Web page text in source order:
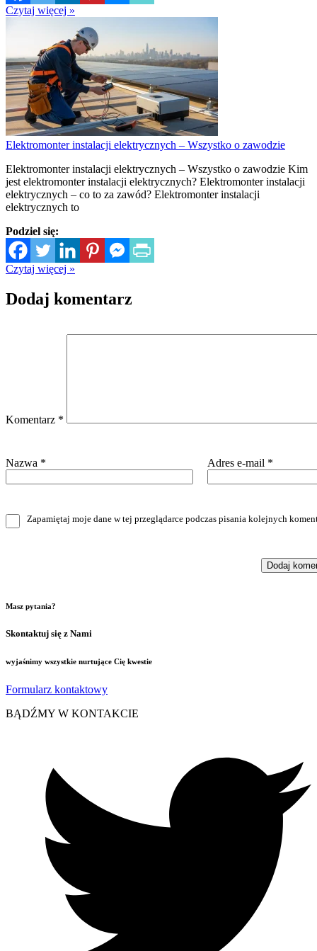
Czytaj więcej »
Elektromonter instalacji elektrycznych – Wszystko o zawodzie
Elektromonter instalacji elektrycznych – Wszystko o zawodzie Kim
jest elektromonter instalacji elektrycznych? Elektromonter instalacji
elektrycznych – co to za zawód? Elektromonter instalacji
elektrycznych to
Podziel się:
Czytaj więcej »
Dodaj komentarz
Komentarz *
Nazwa * Adres e-mail *
Zapamiętaj moje dane w tej przeglądarce podczas pisania kolejnych
Masz pytania?
Skontaktuj się z Nami
wyjaśnimy wszystkie nurtujące Cię kwestie
Formularz kontaktowy
BĄDŹMY W KONTAKCIE